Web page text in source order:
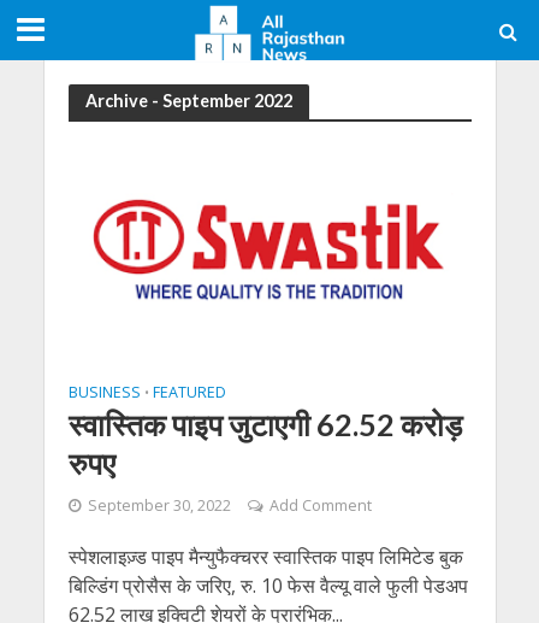
Archive - September 2022
BUSINESS • FEATURED
स्वास्तिक पाइप जुटाएगी 62.52 करोड़
रुपए
September 30, 2022 Add Comment
स्पेशलाइज़्ड पाइप मैन्युफैक्चरर स्वास्तिक पाइप लिमिटेड बुक
बिल्डिंग प्रोसैस के जरिए, रु. 10 फेस वैल्यू वाले फुली पेडअप
62.52 लाख इक्विटी शेयरों के प्रारंभिक...